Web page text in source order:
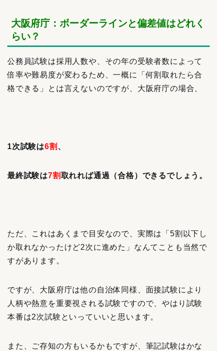
大阪府庁：ボーダーラインと偏差値はどれく
らい？
公務員試験は採用人数や、その年の受験者数によって
倍率や難易度が変わるため、一概に「何割取れたら合
格できる」とは言えないのですが、大阪府庁の場合、
1次試験は6割 、
最終試験は7割取れれば通過（合格）できるでしょう。
ただ、これはあくまで目安なので、実際は「5割以下し
か取れなかったけど2次に進めた」なんてことも当然で
すがあります。
ですが、大阪府庁は他の自治体同様、面接試験により
人柄や熱意を重要視される試験ですので、やはり試験
本番は2次試験といっていいと思います。
また、ご存知の方もいるかもですが、筆記試験はかな